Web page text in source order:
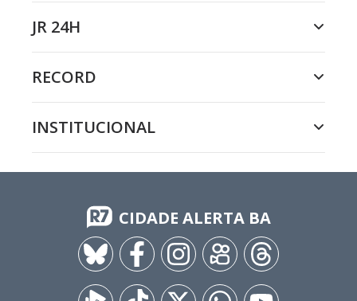
JR 24H
RECORD
INSTITUCIONAL
CIDADE ALERTA BA